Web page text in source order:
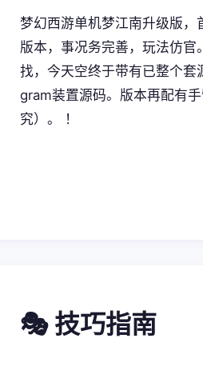
梦幻西游单机梦江南升级版，
版本，事况务完善，玩法仿
找，今天空终于带有已整个套
gram装置源码。版本再配有
究）。 ！
🎭 技巧指南